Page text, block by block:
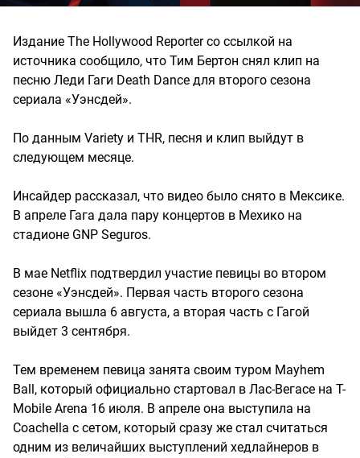
Издание The Hollywood Reporter со ссылкой на
источника сообщило, что Тим Бертон снял клип на
песню Леди Гаги Death Dance для второго сезона
сериала «Уэнсдей».
По данным Variety и THR, песня и клип выйдут в
следующем месяце.
Инсайдер рассказал, что видео было снято в Мексике.
В апреле Гага дала пару концертов в Мехико на
стадионе GNP Seguros.
В мае Netflix подтвердил участие певицы во втором
сезоне «Уэнсдей». Первая часть второго сезона
сериала вышла 6 августа, а вторая часть с Гагой
выйдет 3 сентября.
Тем временем певица занята своим туром Mayhem
Ball, который официально стартовал в Лас-Вегасе на T-
Mobile Arena 16 июля. В апреле она выступила на
Coachella с сетом, который сразу же стал считаться
одним из величайших выступлений хедлайнеров в